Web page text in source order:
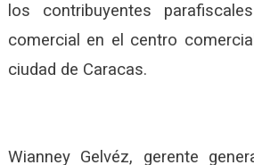
los contribuyentes
comercial en el centro
ciudad de Caracas.
Wianney Gelvéz, gerente